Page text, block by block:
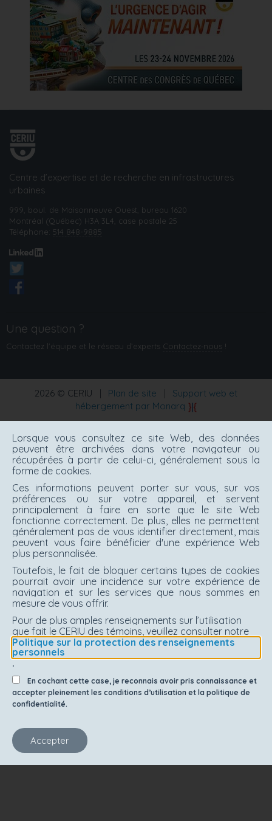
Centre d’expertise et de recherche en infrastructures
urbaines
999, boul. de Maisonneuve Ouest, bureau 1620
Montréal (Québec) H3A 3L4, case postale 25
Téléphone: 514 848-9885
Une question ?
Contactez l'équipe et le réseau d’experts Contactez‑nous !
2026 © CERIU Plan de site
Support web et
hébergement par Monarq
Lorsque vous consultez ce site Web, des données
peuvent être archivées dans votre navigateur ou
récupérées à partir de celui-ci, généralement sous la
forme de cookies.
Ces informations peuvent porter sur vous, sur vos
préférences ou sur votre appareil, et servent
principalement à faire en sorte que le site Web
fonctionne correctement. De plus, elles ne permettent
généralement pas de vous identifier directement, mais
peuvent vous faire bénéficier d'une expérience Web
plus personnalisée.
Toutefois, le fait de bloquer certains types de cookies
pourrait avoir une incidence sur votre expérience de
navigation et sur les services que nous sommes en
mesure de vous offrir.
Pour de plus amples renseignements sur l’utilisation
que fait le CERIU des témoins, veuillez consulter notre
Politique sur la protection des renseignements
personnels
.
En cochant cette case, je reconnais avoir pris connaissance et
accepter pleinement les conditions d’utilisation et la politique de
confidentialité.
Accepter